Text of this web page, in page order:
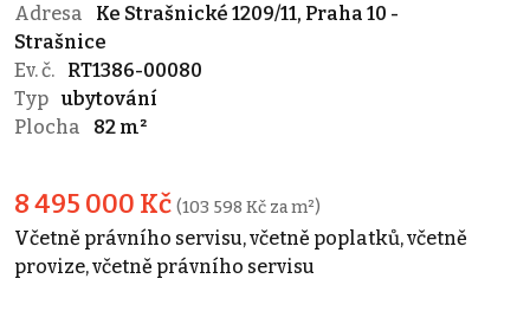
Adresa
Ke Strašnické 1209/11, Praha 10 -
Strašnice
Ev. č.
RT1386-00080
Typ ubytování
Plocha
82 m²
8 495 000 Kč (103 598 Kč za m²)
Včetně právního servisu, včetně poplatků, včetně
provize, včetně právního servisu